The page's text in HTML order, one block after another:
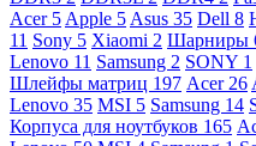
Acer 5 Apple 5 Asus 35 Dell 8
11 Sony 5 Xiaomi 2 Шарниры
Lenovo 11 Samsung 2 SONY 1
Шлейфы матриц 197 Acer 26
Lenovo 35 MSI 5 Samsung 14
Корпуса для ноутбуков 165